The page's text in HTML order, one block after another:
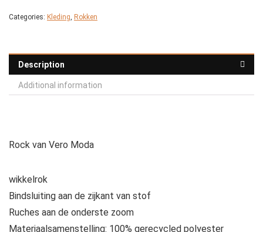
Categories: Kleding, Rokken
Description
Additional information
Rock van Vero Moda
wikkelrok
Bindsluiting aan de zijkant van stof
Ruches aan de onderste zoom
Materiaalsamenstelling: 100% gerecycled polyester